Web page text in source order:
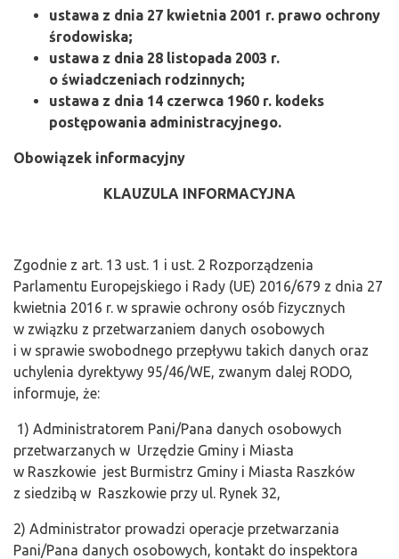
ustawa z dnia 27 kwietnia 2001 r. prawo ochrony
środowiska;
ustawa z dnia 28 listopada 2003 r.
o świadczeniach rodzinnych;
ustawa z dnia 14 czerwca 1960 r. kodeks
postępowania administracyjnego.
Obowiązek informacyjny
KLAUZULA INFORMACYJNA
Zgodnie z art. 13 ust. 1 i ust. 2 Rozporządzenia
Parlamentu Europejskiego i Rady (UE) 2016/679 z dnia 27
kwietnia 2016 r. w sprawie ochrony osób fizycznych
w związku z przetwarzaniem danych osobowych
i w sprawie swobodnego przepływu takich danych oraz
uchylenia dyrektywy 95/46/WE, zwanym dalej RODO,
informuje, że:
1) Administratorem Pani/Pana danych osobowych
przetwarzanych w Urzędzie Gminy i Miasta
w Raszkowie jest Burmistrz Gminy i Miasta Raszków
z siedzibą w Raszkowie przy ul. Rynek 32,
2) Administrator prowadzi operacje przetwarzania
Pani/Pana danych osobowych, kontakt do inspektora